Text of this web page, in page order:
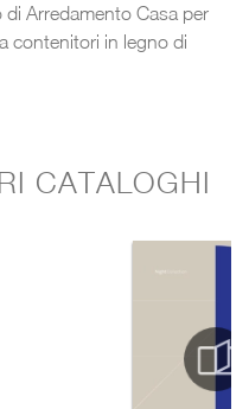
Arredamento Casa per
contenitori in legno di
CATALOGHI